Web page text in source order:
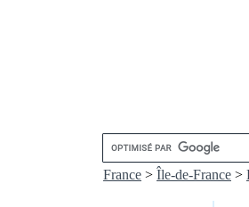
France > Île-de-France >